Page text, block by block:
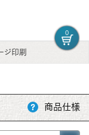
0
ジ印刷
商品仕様